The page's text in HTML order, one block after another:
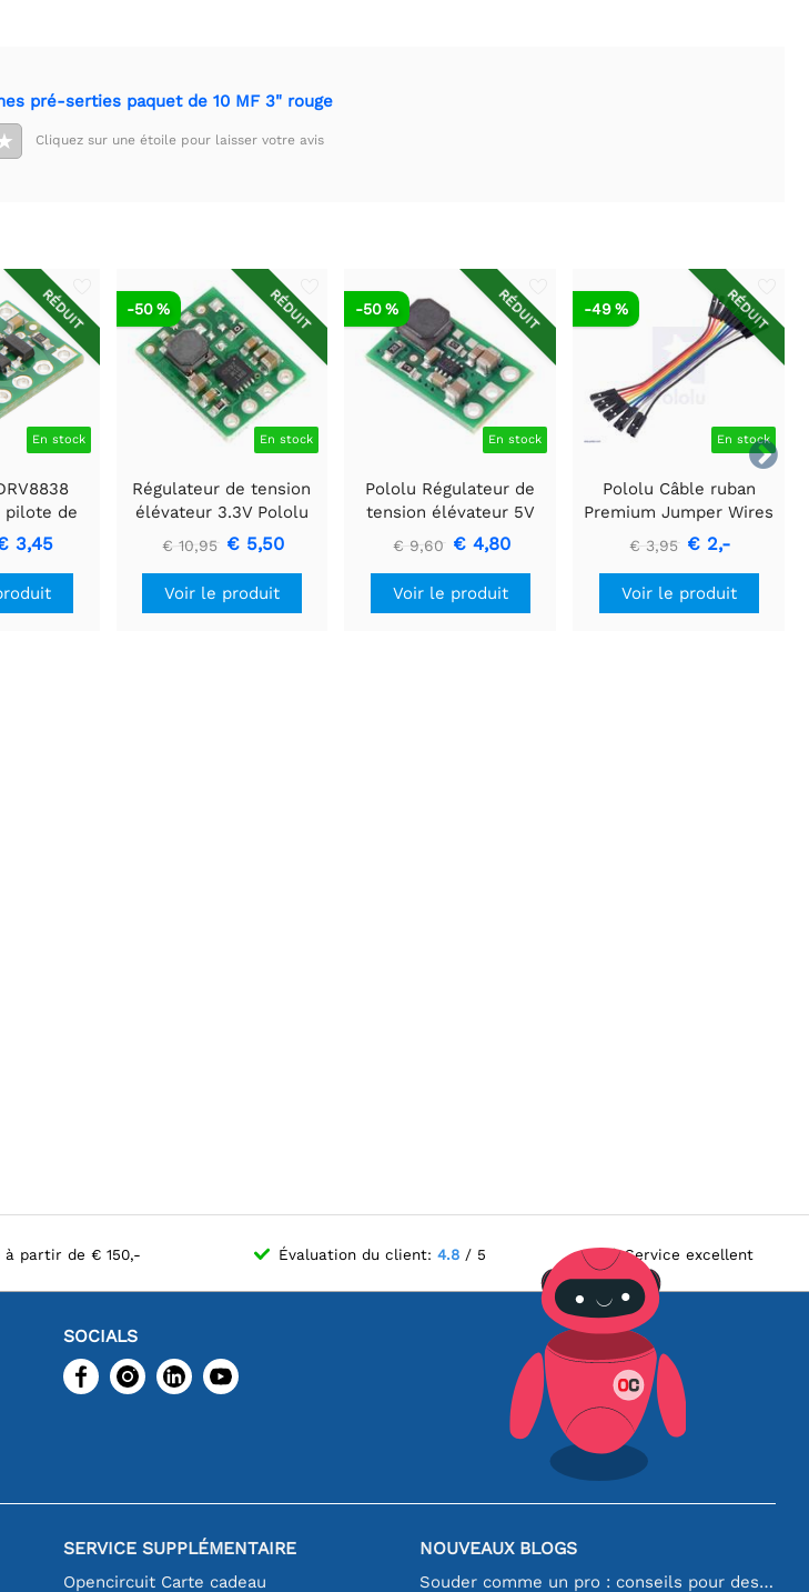
pré-serties paquet de 10 MF 3" rouge
Cliquez sur une étoile pour laisser votre avis

RÉDUIT
En stock
pilote de
à balais
3,45
RÉDUIT
En stock
-50 %
Régulateur de tension
élévateur 3.3V Pololu
U1V11F3
€ 10,95 € 5,50
Voir le produit
RÉDUIT
En stock
-50 %
Pololu Régulateur de
tension élévateur 5V
U3V16F5
€ 9,60 € 4,80
Voir le produit
RÉDUIT
En stock
-49 %
Pololu Câble ruban
Premium Jumper Wires
10 couleurs FF 6" (15
€ 3,95 € 2,-
Voir le produit
à partir de € 150,- Évaluation du client:4.8 / 5 Service excellent
SOCIALS
SERVICE SUPPLÉMENTAIRE
Opencircuit Carte cadeau
NOUVEAUX BLOGS
Souder comme un pro : conseils pour des connexions électroniques parfaites